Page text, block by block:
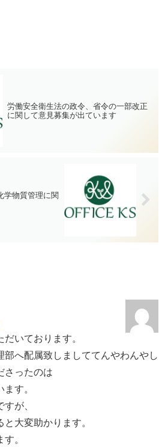
労働安全衛生法の政令、省令の一部改正
に関して意見募集が出ています
学物質管理に関
いております。
部へ配属致しましててんやわんやし
さったのは
す。
が、
大変助かります。
。